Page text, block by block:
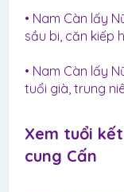
• Nam Càn lấy
sầu bi, căn kiếp
• Nam Càn lấy
tuổi già, trung
Xem tuổi
cung Cấn​